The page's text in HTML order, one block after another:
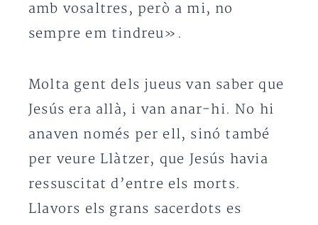
amb vosaltres, però a mi, no
sempre em tindreu».
Molta gent dels jueus van saber que
Jesús era allà, i van anar-hi. No hi
anaven només per ell, sinó també
per veure Llàtzer, que Jesús havia
ressuscitat d’entre els morts.
Llavors els grans sacerdots es